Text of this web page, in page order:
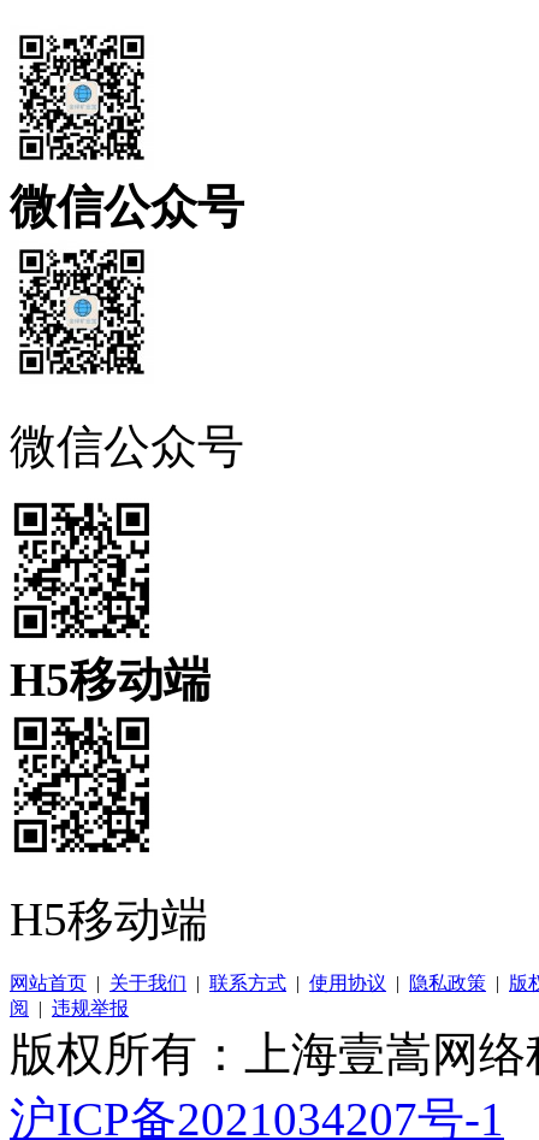
微信公众号
微信公众号
H5移动端
H5移动端
网站首页 | 关于我们 | 联系方式 | 使用协议 | 隐私政策 | 版
阅
| 违规举报
版权所有：上海壹嵩网
沪ICP备2021034207号-1